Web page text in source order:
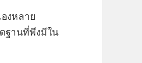
งหลาย
ฐานที่พึงมีใน